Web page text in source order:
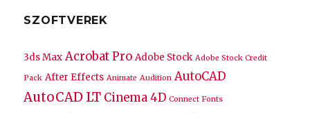
SZOFTVEREK
3ds Max Acrobat Pro Adobe Stock Adobe Stock Credit
Pack After Effects Animate Audition AutoCAD
AutoCAD LT Cinema 4D Connect Fonts